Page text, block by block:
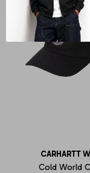
CARHARTT
Cold World